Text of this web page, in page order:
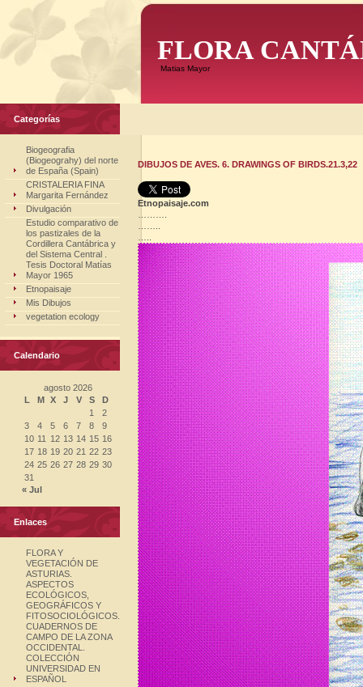
FLORA
Matias Mayor
Categorías
Biogeografia
(Biogeograhy) del norte
de España (Spain)
CRISTALERIA FINA
Margarita Fernández
Divulgación
Estudio comparativo de
los pastizales de la
Cordillera Cantábrica y
del Sistema Central .
Tesis Doctoral Matías
Mayor 1965
Etnopaisaje
Mis Dibujos
vegetation ecology
Calendario
agosto 2026
L
M X J V S
D
1
2
3
4 5 6 7 8
9
10 11 12 13 14 15 16
17 18 19 20 21 22 23
24 25 26 27 28 29 30
31
« Jul
Enlaces
FLORA Y
VEGETACIÓN DE
ASTURIAS.
ASPECTOS
ECOLÓGICOS,
GEOGRÁFICOS Y
FITOSOCIOLÓGICOS.
CUADERNOS DE
CAMPO DE LA ZONA
OCCIDENTAL.
COLECCIÓN
UNIVERSIDAD EN
ESPAÑOL
DIBUJOS DE AVES. 6. DRAWINGS OF BIRDS.21.3,22
Etnopaisaje.com